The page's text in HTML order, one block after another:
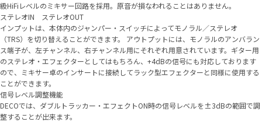
級HiFiレベルのミキサー回路を採用。原音が損なわれることはありません。
ステレオIN ステレオOUT
インプットは、本体内のジャンパー・スイッチによってモノラル／ステレオ
（TRS）を切り替えることができます。 アウトプットには、モノラルのアンバラン
ス端子が、左チャンネル、右チャンネル用にそれぞれ用意されています。ギター用
のステレオ・エフェクターとしてはもちろん、+4dBの信号にも対応しております
ので、ミキサー卓のインサートに接続してラック型エフェクターと同様に使用する
ことができます。
信号レベル調整機能
DECOでは、ダブルトラッカー・エフェクトON時の信号レベルを±3dBの範囲で調
整することが出来ます。